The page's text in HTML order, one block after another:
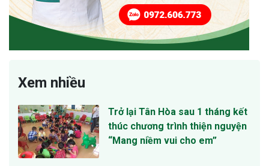
Xem nhiều
Trở lại Tân Hòa sau 1 tháng kết
thúc chương trình thiện nguyện
“Mang niềm vui cho em”